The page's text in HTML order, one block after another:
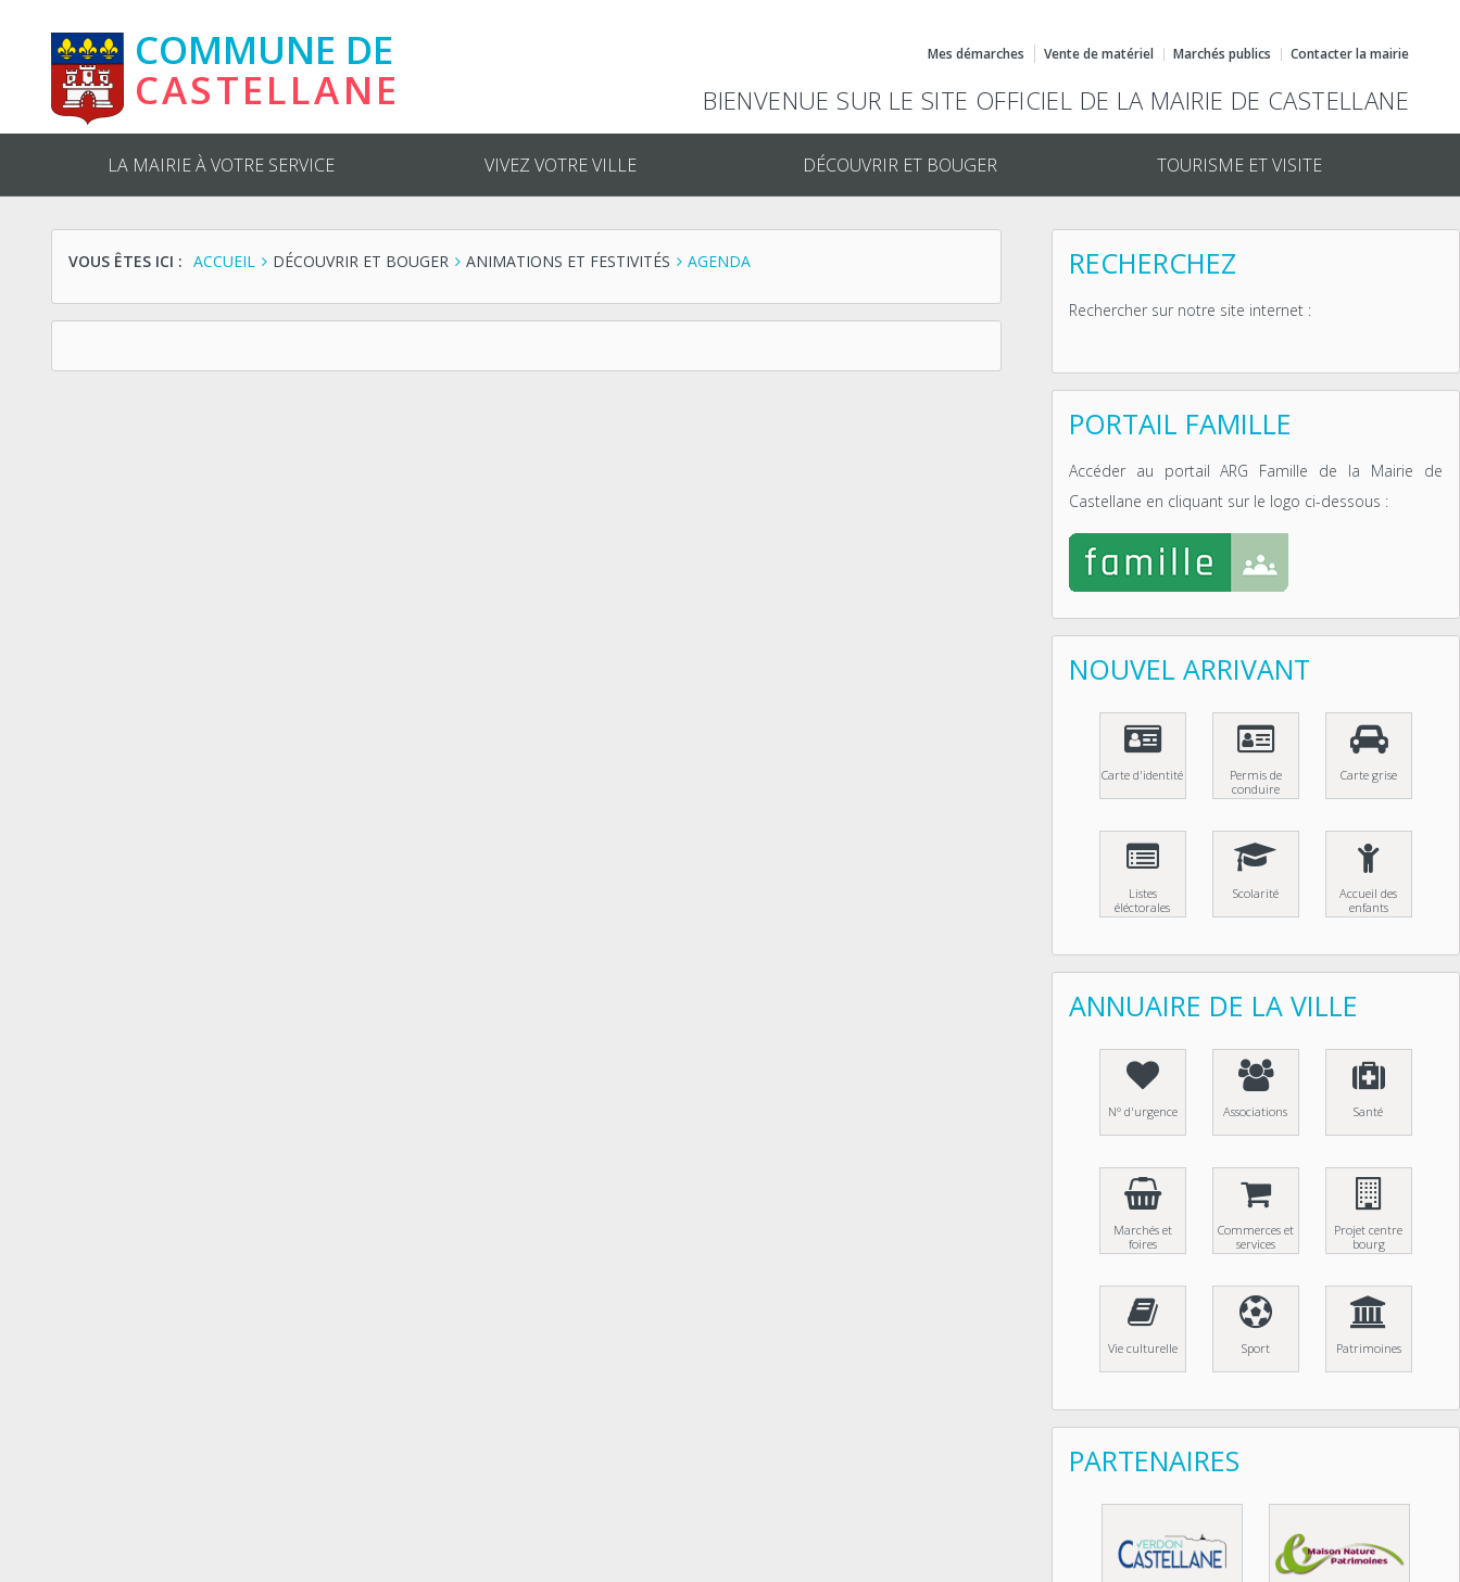
COMMUNE DE
CASTELLANE
Mes démarches Vente de matériel Marchés publics Contacter la mairie
BIENVENUE SUR LE SITE OFFICIEL DE LA MAIRIE DE CASTELLANE
LA MAIRIE À VOTRE SERVICE VIVEZ VOTRE VILLE DÉCOUVRIR ET BOUGER TOURISME ET VISITE
VOUS ÊTES ICI : ACCUEIL DÉCOUVRIR ET BOUGER ANIMATIONS ET FESTIVITÉS AGENDA RECHERCHEZ
Rechercher sur notre site internet :
PORTAIL FAMILLE
Accéder au portail ARG Famille de la Mairie de
Castellane en cliquant sur le logo ci-dessous :
NOUVEL ARRIVANT
Carte d'identité
Permis de
conduire
Carte grise
Listes
éléctorales
Scolarité
Accueil des
enfants
ANNUAIRE DE LA VILLE
N° d'urgence Associations Santé
Marchés et
foires
Commerces et
services
Projet centre
bourg
Vie culturelle Sport Patrimoines
PARTENAIRES